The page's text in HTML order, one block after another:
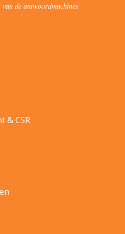
de antwoordmachines
& CSR